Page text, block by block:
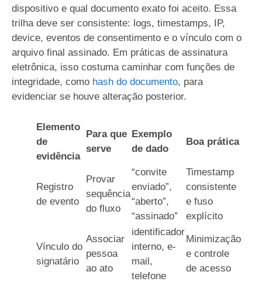
dispositivo e qual documento exato foi aceito. Essa
trilha deve ser consistente: logs, timestamps, IP,
device, eventos de consentimento e o vínculo com o
arquivo final assinado. Em práticas de assinatura
eletrônica, isso costuma caminhar com funções de
integridade, como hash do documento, para
evidenciar se houve alteração posterior.
Elemento
de
evidência
Para que
serve
Exemplo
de dado
Boa prática
Registro
de evento
Provar
sequência
do fluxo
“convite
enviado”,
“aberto”,
“assinado”
Timestamp
consistente
e fuso
explícito
Vínculo do
signatário
Associar
pessoa
ao ato
identificador
interno, e-
mail,
telefone
Minimização
e controle
de acesso